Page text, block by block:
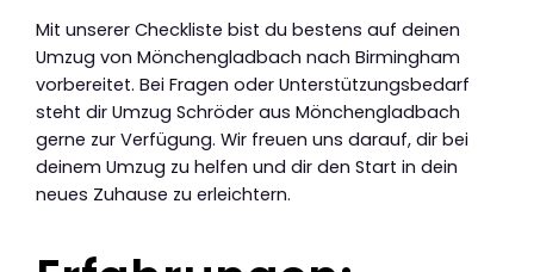
Mit unserer Checkliste bist du bestens auf deinen
Umzug von Mönchengladbach nach Birmingham
vorbereitet. Bei Fragen oder Unterstützungsbedarf
steht dir Umzug Schröder aus Mönchengladbach
gerne zur Verfügung. Wir freuen uns darauf, dir bei
deinem Umzug zu helfen und dir den Start in dein
neues Zuhause zu erleichtern.